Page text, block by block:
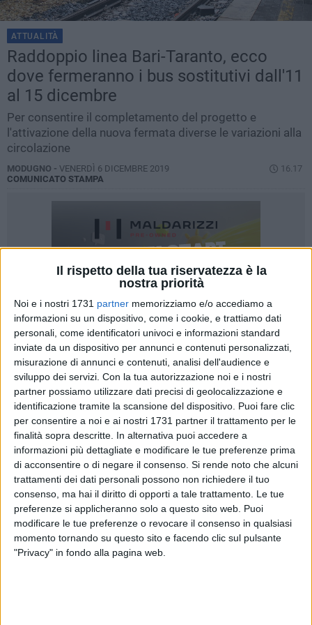
Il rispetto della tua riservatezza è la
nostra priorità
Noi e i nostri 1731 partner memorizziamo e/o accediamo a
informazioni su un dispositivo, come i cookie, e trattiamo dati
personali, come identificatori univoci e informazioni standard
inviate da un dispositivo per annunci e contenuti personalizzati,
misurazione di annunci e contenuti, analisi dell'audience e
sviluppo dei servizi. Con la tua autorizzazione noi e i nostri
partner possiamo utilizzare dati precisi di geolocalizzazione e
identificazione tramite la scansione del dispositivo. Puoi fare clic
per consentire a noi e ai nostri 1731 partner il trattamento per le
finalità sopra descritte. In alternativa puoi accedere a
informazioni più dettagliate e modificare le tue preferenze prima
di acconsentire o di negare il consenso. Si rende noto che alcuni
trattamenti dei dati personali possono non richiedere il tuo
consenso, ma hai il diritto di opporti a tale trattamento. Le tue
preferenze si applicheranno solo a questo sito web. Puoi
modificare le tue preferenze o revocare il consenso in qualsiasi
momento tornando su questo sito e facendo clic sul pulsante
"Privacy" in fondo alla pagina web.
ATTUALITÀ
Raddoppio linea Bari-Taranto, ecco
dove fermeranno i bus sostitutivi dall'11
al 15 dicembre
Per consentire il completamento del progetto e
l'attivazione della nuova fermata diverse le variazioni alla
circolazione
MODUGNO - VENERDÌ 6 DICEMBRE 2019
16.17
COMUNICATO STAMPA
14
Finalmente RFI comunica le variazioni alla circolazione che
verranno effettuate dall'11 al 15 dicembre per il
completamento del raddoppio della linea Bari-Taranto e la
conseguente attivazione della nuova discussa fermata di
Modugno.
Le modifiche alla circolazione verranno effettuate dalle